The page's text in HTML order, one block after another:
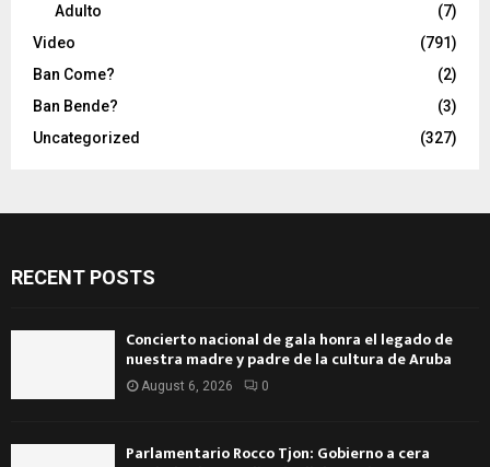
Adulto
(7)
Video
(791)
Ban Come?
(2)
Ban Bende?
(3)
Uncategorized
(327)
RECENT POSTS
Concierto nacional de gala honra el legado de
nuestra madre y padre de la cultura de Aruba
August 6, 2026 0
Parlamentario Rocco Tjon: Gobierno a cera